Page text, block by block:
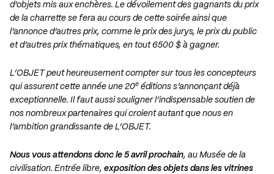
d’objets mis aux enchères. Le dévoilement des gagnants du prix
de la charrette se fera au cours de cette soirée ainsi que
l’annonce d’autres prix, comme le prix des jurys, le prix du public
et d’autres prix thématiques, en tout 6500 $ à gagner.
L’OBJET peut heureusement compter sur tous les concepteurs
qui assurent cette année une 20e éditions s’annonçant déjà
exceptionnelle. Il faut aussi souligner l’indispensable soutien de
nos nombreux partenaires qui croient autant que nous en
l’ambition grandissante de L’OBJET.
Nous vous attendons donc le 5 avril prochain, au Musée de la
civilisation. Entrée libre, exposition des objets dans les vitrines